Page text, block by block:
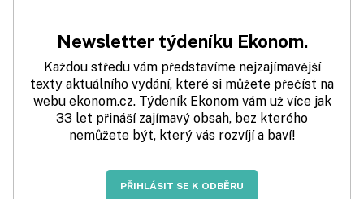
Newsletter týdeníku Ekonom.
Každou středu vám představíme nejzajímavější
texty aktuálního vydání, které si můžete přečíst na
webu ekonom.cz. Týdeník Ekonom vám už více jak
33 let přináší zajímavý obsah, bez kterého
nemůžete být, který vás rozvíjí a baví!
PŘIHLÁSIT SE K ODBĚRU